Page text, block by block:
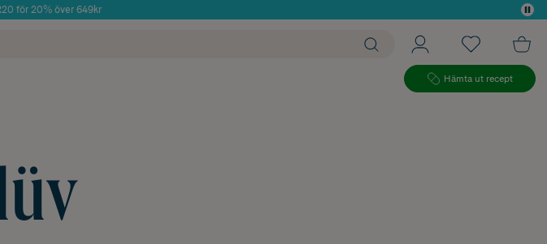
för 20% över 649kr
Hämta ut recept